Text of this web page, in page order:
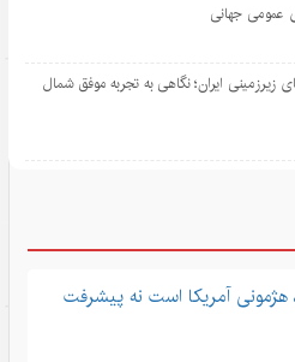
عمومی جهانی
زیرزمینی ایران؛ نگاهی به تجربه موفق شمال
آمریکا است نه پیشرفت